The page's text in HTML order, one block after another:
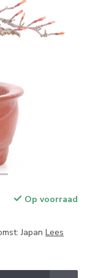
Op voorraad
Japan Lees